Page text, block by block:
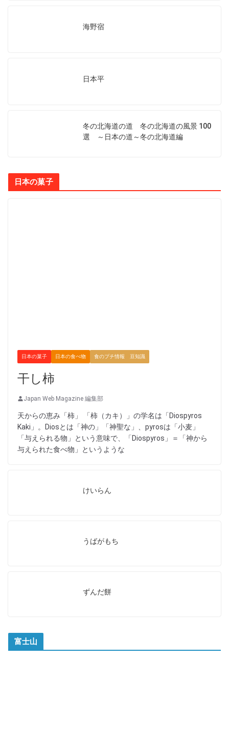
海野宿
日本平
冬の北海道の道 冬の北海道の風景 100
選 ～日本の道～冬の北海道編
日本の菓子
日本の菓子 日本の食べ物 食のプチ情報 豆知識
干し柿
Japan Web Magazine 編集部
天からの恵み「柿」 「柿（カキ）」の学名は「Diospyros
Kaki」。Diosとは「神の」「神聖な」、pyrosは「小麦」
「与えられる物」という意味で、「Diospyros」＝「神から
与えられた食べ物」というような
けいらん
うばがもち
ずんだ餅
富士山